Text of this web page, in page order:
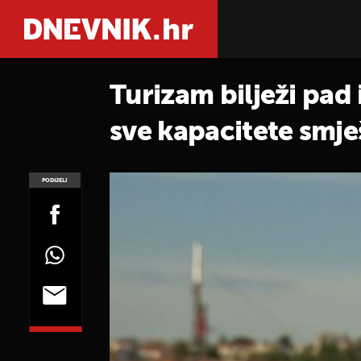
Turizam bilježi
sve kapacitete
PODIJELI